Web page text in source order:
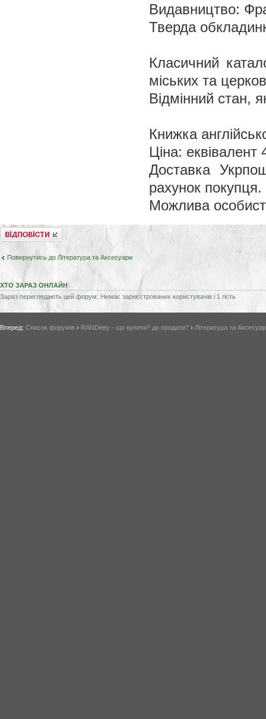
Видавництво:
Тверда
Класичний
міських та
Відмінний стан,
Книжка
Ціна:
Доставка
рахунок покупця.
Можлива
Відповісти
Повернутись до Література та Аксесуари
ХТО ЗАРАЗ ОНЛАЙН
Зараз переглядають цей форум: Немає зареєстрованих користувачів і 1 гість
Вперед: Список форумів › RANDеву - що купити? де продати? › Література та